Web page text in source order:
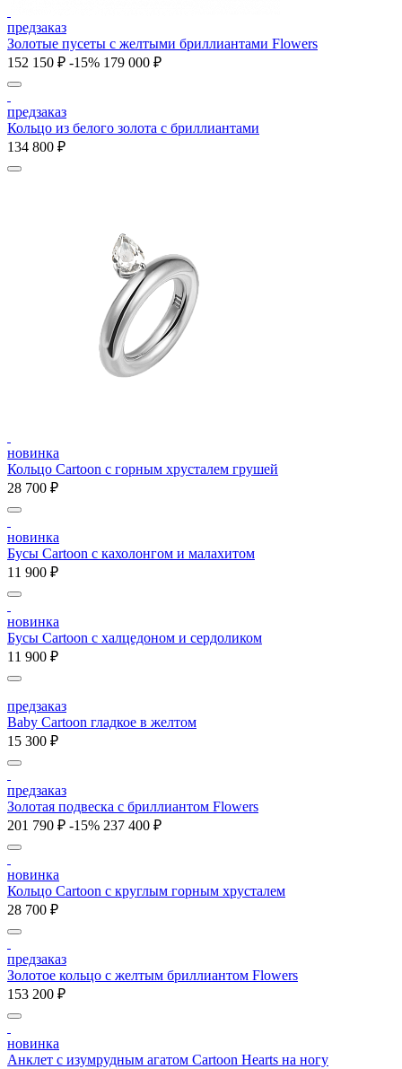
предзаказ
Золотые пусеты с желтыми бриллиантами Flowers
152 150 ₽ -15% 179 000 ₽
предзаказ
Кольцо из белого золота с бриллиантами
134 800 ₽
новинка
Кольцо Cartoon c горным хрусталем грушей
28 700 ₽
новинка
Бусы Cartoon с кахолонгом и малахитом
11 900 ₽
новинка
Бусы Cartoon с халцедоном и сердоликом
11 900 ₽
предзаказ
Baby Cartoon гладкое в желтом
15 300 ₽
предзаказ
Золотая подвеска с бриллиантом Flowers
201 790 ₽ -15% 237 400 ₽
новинка
Кольцо Cartoon c круглым горным хрусталем
28 700 ₽
предзаказ
Золотое кольцо с желтым бриллиантом Flowers
153 200 ₽
новинка
Анклет с изумрудным агатом Cartoon Hearts на ногу